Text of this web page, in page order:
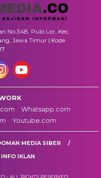
No.348, Pulo Lor, Kec.
Jawa Timur | Kode
Whatsapp.com
Youtube.com
MEDIA SIBER
INFO IKLAN